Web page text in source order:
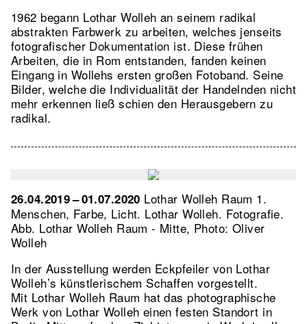
1962 begann Lothar Wolleh an seinem radikal
abstrakten Farbwerk zu arbeiten, welches jenseits
fotografischer Dokumentation ist. Diese frühen
Arbeiten, die in Rom entstanden, fanden keinen
Eingang in Wollehs ersten großen Fotoband. Seine
Bilder, welche die Individualität der Handelnden nicht
mehr erkennen ließ schien den Herausgebern zu
radikal.
26.04.2019 – 01.07.2020 Lothar Wolleh Raum 1.
Menschen, Farbe, Licht. Lothar Wolleh. Fotografie.
Abb. Lothar Wolleh Raum - Mitte, Photo: Oliver
Wolleh
In der Ausstellung werden Eckpfeiler von Lothar
Wolleh’s künstlerischem Schaffen vorgestellt.
Mit Lothar Wolleh Raum hat das photographische
Werk von Lothar Wolleh einen festen Standort in